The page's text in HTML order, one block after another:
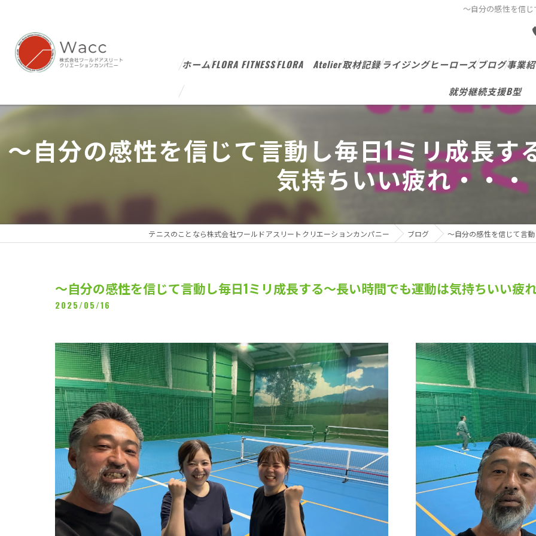
～自分の感性を信
ホームFLORA FITNESSFLORA Atelier取材記録ライジングヒーローズブログ事業
就労継続支援B型
～自分の感性を信じて言動し毎日1ミリ成長す
気持ちいい疲れ・・・
テニスのことなら株式会社ワールドアスリートクリエーションカンパニー ブログ ～自分の感性を信じて言
～自分の感性を信じて言動し毎日1ミリ成長する～長い時間でも運動は気持ちいい疲
2025/05/16